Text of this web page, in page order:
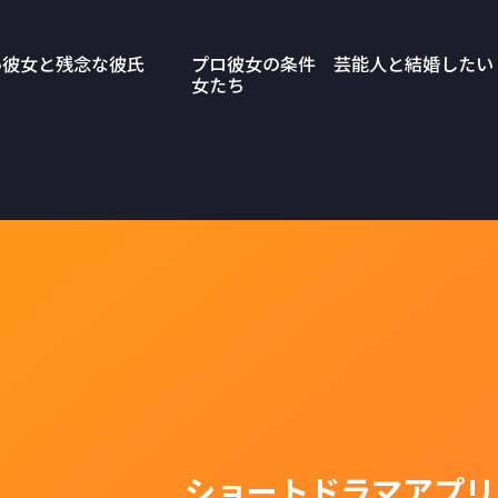
女と残念な彼氏 プロ彼女の条件 芸能人と結婚したい
女たち